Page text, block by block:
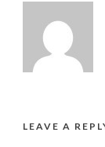
LEAVE A